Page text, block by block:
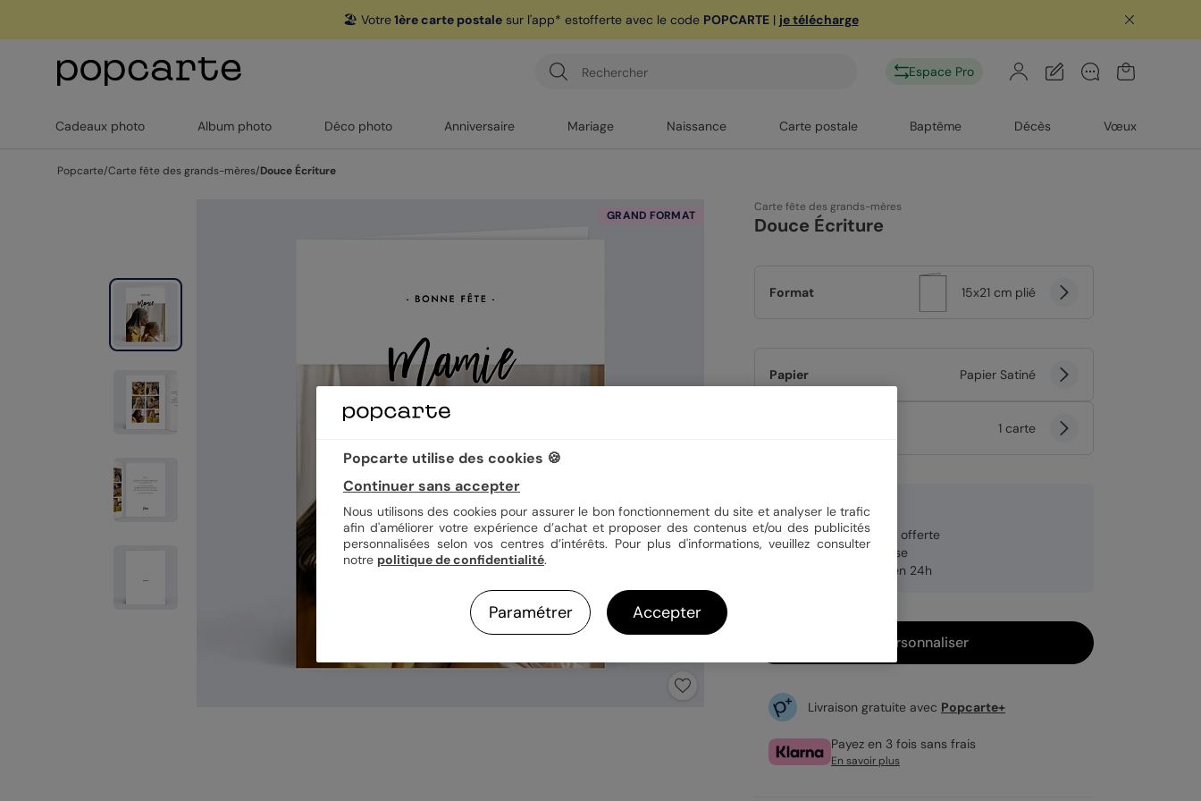
🏖️ Votre1ère carte postalesur l'app* estofferte avec le code POPCARTE| je télécharge
Espace Pro
Cadeaux photo Album photo Déco photo Anniversaire Mariage Naissance Carte postale Baptême Décès Vœux
Popcarte/Carte fête des grands-mères/Douce Écriture
GRAND FORMAT
Carte fête des grands-mères
Douce Écriture
Format 15x21 cm plié
Papier Papier Satiné
1 carte
4,99 €
Enveloppe blanche offerte
Fabrication française
Expédition rapide en 24h
Personnaliser
Livraison gratuite avec Popcarte+
Payez en 3 fois sans frais
En savoir plus
Popcarte utilise des cookies 🍪
Continuer sans accepter
Nous utilisons des cookies pour assurer le bon fonctionnement du site et analyser le trafic
afin d'améliorer votre expérience d’achat et proposer des contenus et/ou des publicités
personnalisées selon vos centres d’intérêts. Pour plus d'informations, veuillez consulter
notre politique de confidentialité.
Paramétrer Accepter